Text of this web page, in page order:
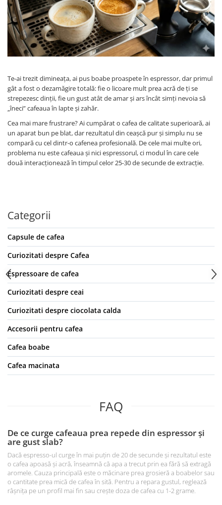
Te-ai trezit dimineața, ai pus boabe proaspete în espressor, dar primul
gât a fost o dezamăgire totală: fie o licoare mult prea acră de ți se
strepezesc dinții, fie un gust atât de amar și ars încât simți nevoia să
„îneci” cafeaua în lapte și zahăr.
Cea mai mare frustrare? Ai cumpărat o cafea de calitate superioară, ai
un aparat bun pe blat, dar rezultatul din ceașcă pur și simplu nu se
compară cu cel dintr-o cafenea profesională. De cele mai multe ori,
problema nu este cafeaua și nici espressorul, ci modul în care cele
două interacționează în timpul celor 25-30 de secunde de extracție.
Categorii
Capsule de cafea
Curiozitati despre Cafea
Espressoare de cafea
Curiozitati despre ceai
Curiozitati despre ciocolata calda
Accesorii pentru cafea
Cafea boabe
Cafea macinata
FAQ
De ce curge cafeaua prea repede din espressor și
are gust slab?
Dacă espresso-ul curge în mai puțin de 20 de secunde și rezultatul este
o cafea apoasă și acră, înseamnă că apa a trecut prin ea fără să extragă
aromele. Cauza principală este o măcinare prea grosieră a boabelor sau
o cantitate prea mică de cafea în sită. Pentru a repara gustul, reglează
râșnița pe un profil mai fin sau crește doza de cafea cu 1-2 grame.